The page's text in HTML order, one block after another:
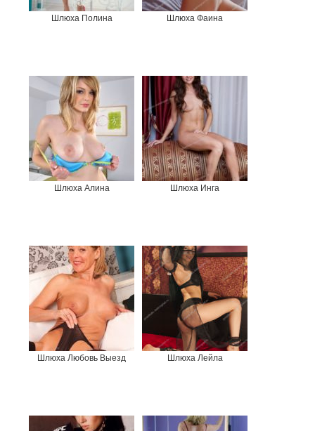
Шлюха Полина Шлюха Фаина
Шлюха Алина Шлюха Инга
Шлюха Любовь Выезд Шлюха Лейла